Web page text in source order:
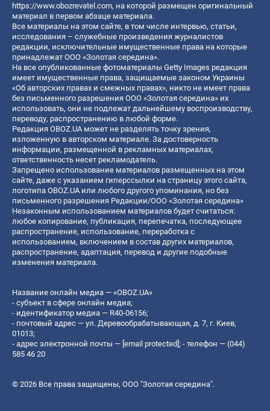
https://www.obozrevatel.com, на которой размещен оригинальный
материал в первом абзаце материала.
Все материалы на этом сайте, в том числе интервью, статьи,
исследования – служебные произведения журналистов
редакции, исключительные имущественные права на которые
принадлежат ООО «Золотая середина».
На все опубликованные фотоматериалы Getty Images редакция
имеет имущественные права, защищаемые законом Украины
«Об авторских правах и смежных правах», никто не имеет права
без письменного разрешения ООО «Золотая середина» их
использовать, они не подлежат дальнейшему воспроизводству,
переводу, распространению в любой форме.
Редакция OBOZ.UA может не разделять точку зрения,
изложенную в авторском материале. За достоверность
информации, размещенной в рекламных материалах,
ответственность несет рекламодатель.
Запрещено использование материалов размещенных на этом
сайте, даже с указанием гиперссылки на страницу этого сайта,
логотипа OBOZ.UA или любого другого упоминания, но без
письменного разрешения Редакции/ООО «Золотая середина»
Незаконным использованием материалов будет считаться:
любое копирование, публикация, перепечатка, последующее
распространение, использование, переработка с
использованием, включением в состав других материалов,
распространение, адаптация, перевод и другие подобные
изменения материала.
Название онлайн медиа — «OBOZ.UA»
- субъект в сфере онлайн медиа;
- идентификатор медиа — R40-06156;
- почтовый адрес — ул. Деревообрабатывающая, д. 7, г. Киев,
01013;
- адрес электронной почты — [email protected] ; - телефон — (044)
585 46 20
© 2026 Все права защищены, ООО "Золотая середина".